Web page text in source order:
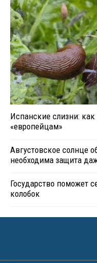
Испанские слизни:
«европейцам»
Августовское солнце
необходима защита
Государство поможет
колобок